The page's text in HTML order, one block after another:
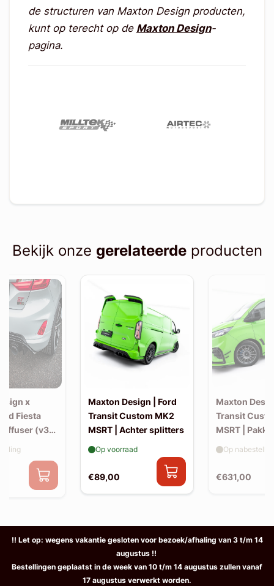
de structuren van Maxton Design producten,
kunt op terecht op de Maxton Design-
pagina.
Bekijk onze gerelateerdeproducten
x
Fiesta
(v3)
Maxton Design | Ford
Transit Custom MK2
MSRT | Achter splitters
€89,00
Op voorraad
Maxton
Transit
MSRT |
€631,00
Op
!! Let op: wegens vakantie gesloten voor bezoek/afhaling van 3 t/m 14
augustus !!
Bestellingen geplaatst in de week van 10 t/m 14 augustus zullen vanaf
17 augustus verwerkt worden.